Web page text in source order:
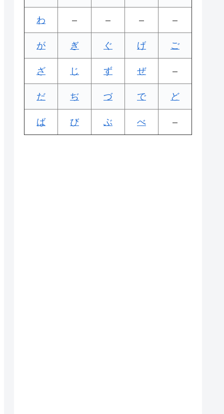
わ – – – –
が ぎ ぐ げ ご
ざ じ ず ぜ –
だ ぢ づ で ど
ば び ぶ べ –